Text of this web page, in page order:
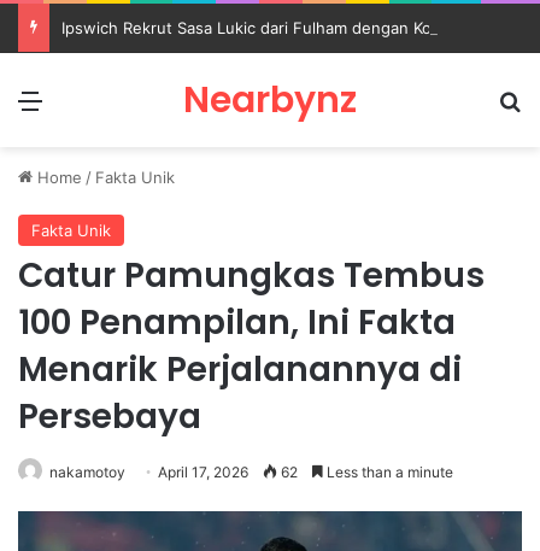
Nearbynz
Home / Fakta Unik
Fakta Unik
Catur Pamungkas Tembus
100 Penampilan, Ini Fakta
Menarik Perjalanannya di
Persebaya
nakamotoy April 17, 2026 62 Less than a minute